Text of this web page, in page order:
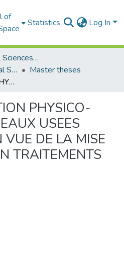
of
Statistics Log In
Faculty of Natural Sciences and Life
Department of Biological Sciences
Master theses
CARACTERISATION PHYSICO-CHIMIQUE DES EAUX USEES D’ABATTOIR EN VUE DE LA MISE EN ŒUVRE D’UN TRAITEMENTS ADEQUAT
PHYSICO-
USEES
VUE DE LA MISE
TRAITEMENTS